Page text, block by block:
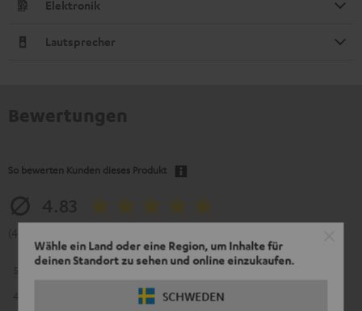
Wähle ein Land oder eine Region, um Inhalte für
deinen Standort zu sehen und online einzukaufen.
SCHWEDEN
Elektronik
Lautsprecher
So bewerten Kunden dieses Produkt
33